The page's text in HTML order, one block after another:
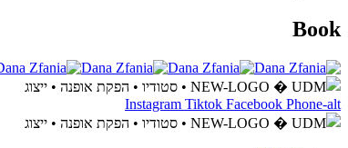
Book
Instagram Tiktok Facebook Phone-alt